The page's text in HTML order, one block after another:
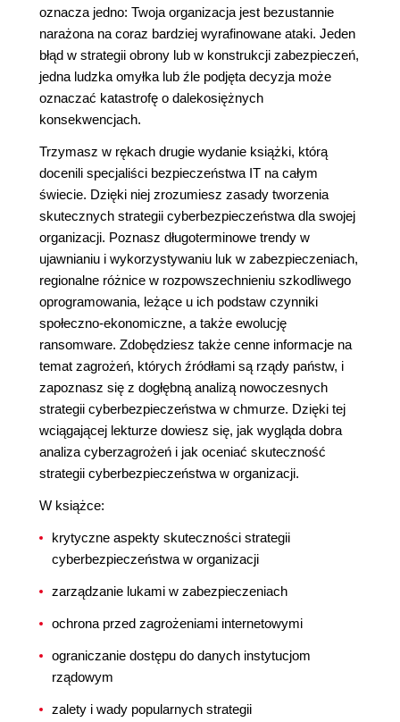
oznacza jedno: Twoja organizacja jest bezustannie
narażona na coraz bardziej wyrafinowane ataki. Jeden
błąd w strategii obrony lub w konstrukcji zabezpieczeń,
jedna ludzka omyłka lub źle podjęta decyzja może
oznaczać katastrofę o dalekosiężnych
konsekwencjach.
Trzymasz w rękach drugie wydanie książki, którą
docenili specjaliści bezpieczeństwa IT na całym
świecie. Dzięki niej zrozumiesz zasady tworzenia
skutecznych strategii cyberbezpieczeństwa dla swojej
organizacji. Poznasz długoterminowe trendy w
ujawnianiu i wykorzystywaniu luk w zabezpieczeniach,
regionalne różnice w rozpowszechnieniu szkodliwego
oprogramowania, leżące u ich podstaw czynniki
społeczno-ekonomiczne, a także ewolucję
ransomware. Zdobędziesz także cenne informacje na
temat zagrożeń, których źródłami są rządy państw, i
zapoznasz się z dogłębną analizą nowoczesnych
strategii cyberbezpieczeństwa w chmurze. Dzięki tej
wciągającej lekturze dowiesz się, jak wygląda dobra
analiza cyberzagrożeń i jak oceniać skuteczność
strategii cyberbezpieczeństwa w organizacji.
W książce:
krytyczne aspekty skuteczności strategii
cyberbezpieczeństwa w organizacji
zarządzanie lukami w zabezpieczeniach
ochrona przed zagrożeniami internetowymi
ograniczanie dostępu do danych instytucjom
rządowym
zalety i wady popularnych strategii